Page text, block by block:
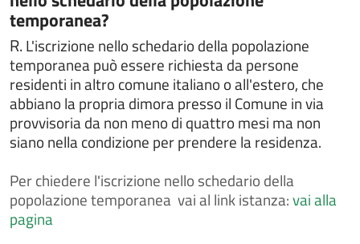
Chiedere l'autorizzazione alla esumazione,
estumulazione o traslazione
Chiedere la cittadinanza italiana
Chiedere la concessione, il rinnovo e/o la rinuncia di
loculo od ossario
Chiedere la concessione, il rinnovo e/o la rinuncia di
loculo od ossario
elettorali
Chiedere la legalizzazione di fotografia
Chiedere la pubblicazione di matrimonio
temporanea?
R. L'iscrizione nello schedario della popolazione
temporanea può essere richiesta da persone
residenti in altro comune italiano o all'estero, che
abbiano la propria dimora presso il Comune in via
provvisoria da non meno di quattro mesi ma non
siano nella condizione per prendere la residenza.
Perchiedere l'iscrizione nello schedario della
popolazione temporanea vai al link istanza:vai alla
pagina